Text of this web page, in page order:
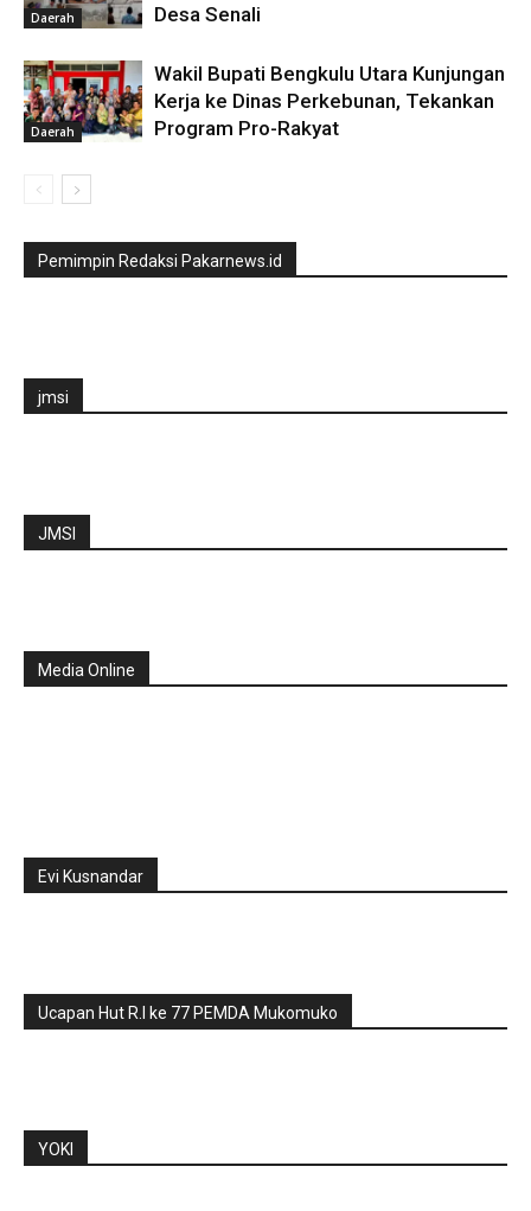
Daerah
Desa Senali
Daerah
Wakil Bupati Bengkulu Utara Kunjungan
Kerja ke Dinas Perkebunan, Tekankan
Program Pro-Rakyat
Pemimpin Redaksi Pakarnews.id
jmsi
JMSI
Media Online
Evi Kusnandar
Ucapan Hut R.I ke 77 PEMDA Mukomuko
YOKI